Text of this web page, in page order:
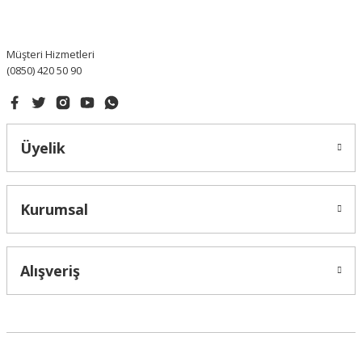
Müşteri Hizmetleri
(0850) 420 50 90
Üyelik
Kurumsal
Alışveriş